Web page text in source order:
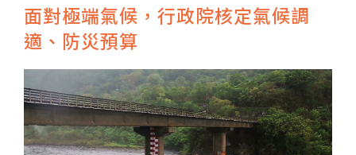
面對極端氣候，行政院核定氣候調
適、防災預算